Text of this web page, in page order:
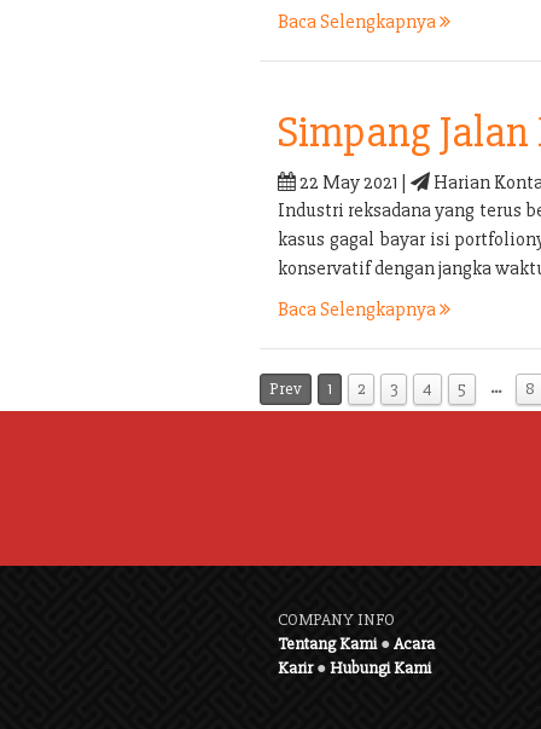
Baca Selengkapnya
Simpang
22 May 2021 |
Harian
Industri reksadana yang terus
kasus gagal bayar isi
konservatif dengan jangka
Baca Selengkapnya
Prev 1 2 3 4 5 … 8
COMPANY INFO
Tentang Kami●Acara
Karir●Hubungi Kami